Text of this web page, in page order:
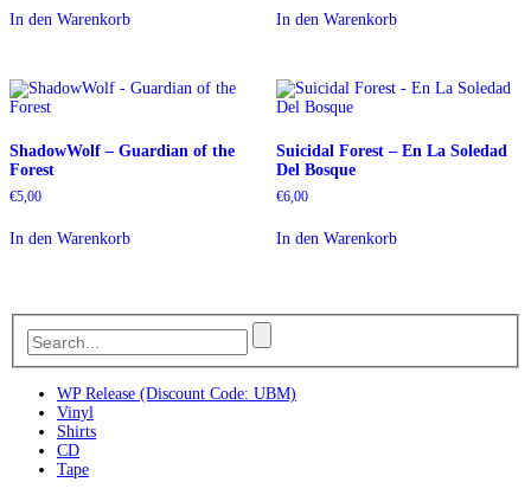
In den Warenkorb In den Warenkorb
ShadowWolf – Guardian of the
Forest
€5,00
In den Warenkorb
Suicidal Forest – En La Soledad
Del Bosque
€6,00
In den Warenkorb
WP Release (Discount Code: UBM)
Vinyl
Shirts
CD
Tape